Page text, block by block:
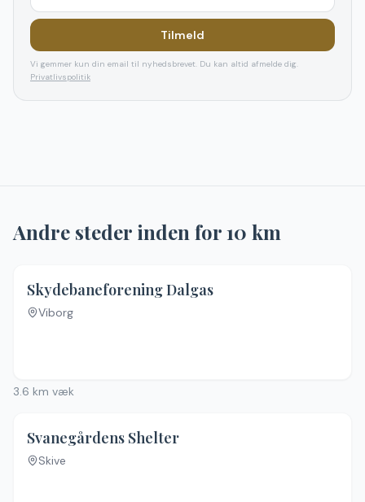
Tilmeld
Vi gemmer kun din email til nyhedsbrevet. Du kan altid afmelde dig.
Privatlivspolitik
Andre steder inden for10 km
Skydebaneforening Dalgas
Viborg
3.6 km væk
Svanegårdens Shelter
Skive